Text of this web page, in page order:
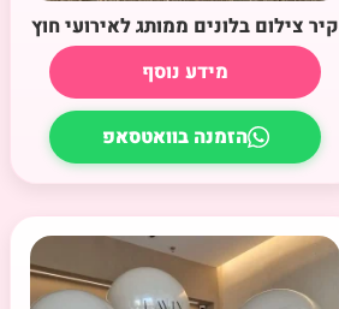
קיר צילום בלונים ממותג לאירועי חוץ
מידע נוסף
הזמנה בוואטסאפ